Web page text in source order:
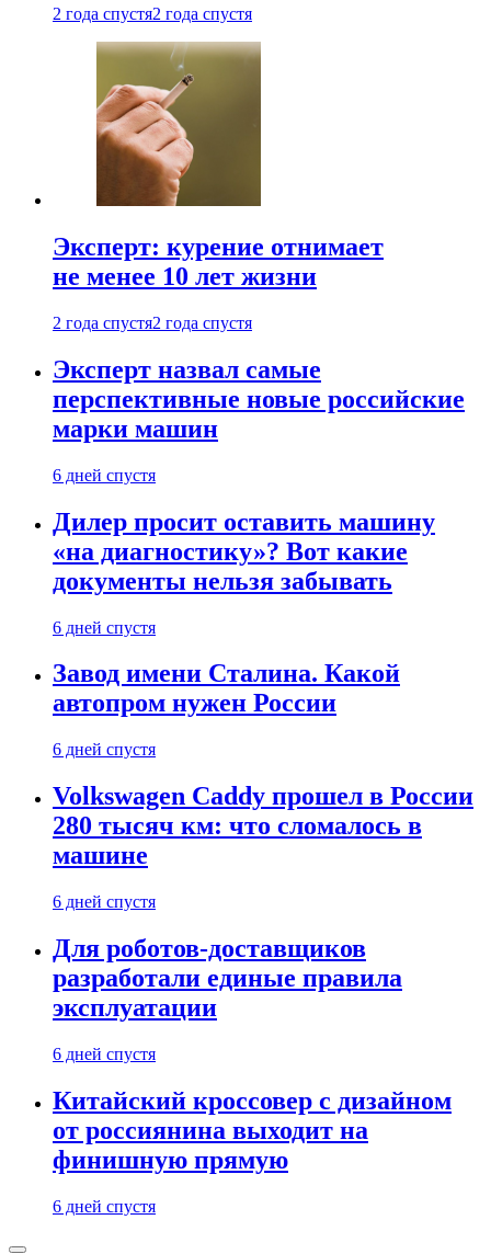
2 года спустя2 года спустя
Эксперт: курение отнимает
не менее 10 лет жизни
2 года спустя2 года спустя
Эксперт назвал самые
перспективные новые российские
марки машин
6 дней спустя
Дилер просит оставить машину
«на диагностику»? Вот какие
документы нельзя забывать
6 дней спустя
Завод имени Сталина. Какой
автопром нужен России
6 дней спустя
Volkswagen Caddy прошел в России
280 тысяч км: что сломалось в
машине
6 дней спустя
Для роботов-доставщиков
разработали единые правила
эксплуатации
6 дней спустя
Китайский кроссовер с дизайном
от россиянина выходит на
финишную прямую
6 дней спустя